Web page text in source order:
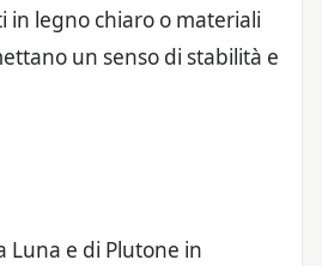
in legno chiaro o materiali
un senso di stabilità e
Luna e di Plutone in